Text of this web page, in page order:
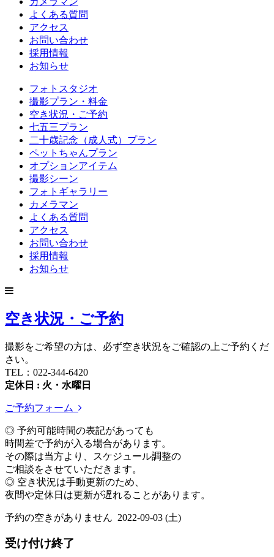
よくある質問
アクセス
お問い合わせ
採用情報
お知らせ
フォトスタジオ
撮影プラン・料金
空き状況・ご予約
七五三プラン
二十歳記念（成人式）プラン
ペットちゃんプラン
オプションアイテム
撮影シーン
フォトギャラリー
カメラマン
よくある質問
アクセス
お問い合わせ
採用情報
お知らせ
空き状況・ご予約
撮影をご希望の方は、必ず空き状況をご確認の上ご予約くだ
さい。
TEL：022-344-6420
定休日 : 火・水曜日
ご予約フォーム
◎ 予約可能時間の表記があっても
時間差で予約が入る場合があります。
その際は当方より、スケジュール調整の
ご相談をさせていただきます。
◎ 空き状況は手動更新のため、
夜間や定休日は更新が遅れることがあります。
予約の空きがありません 2022-09-03 (土)
受け付け終了